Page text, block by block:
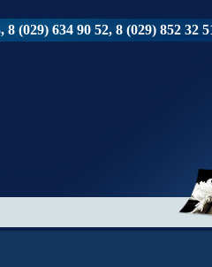
8 (029) 634 90 52, 8 (029) 852 32